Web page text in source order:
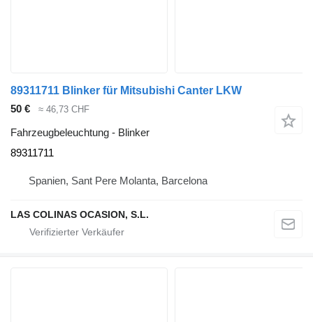
89311711 Blinker für Mitsubishi Canter LKW
50 €
≈ 46,73 CHF
Fahrzeugbeleuchtung - Blinker
89311711
Spanien, Sant Pere Molanta, Barcelona
LAS COLINAS OCASION, S.L.